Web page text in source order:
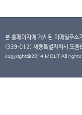
본 홈페이지에 게시된 이메일주소
(339-012) 세종특별자치시 도
copyright@2014 MOLIT All rights